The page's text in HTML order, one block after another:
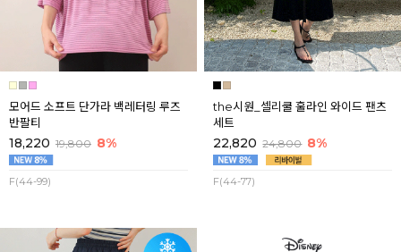
모어드 소프트 단가라 백레터링 루즈
반팔티
18,220 19,800 8%
F(44-99)
the시원_셀리쿨 훌라인 와이드 팬츠
세트
22,820 24,800 8%
F(44-77)